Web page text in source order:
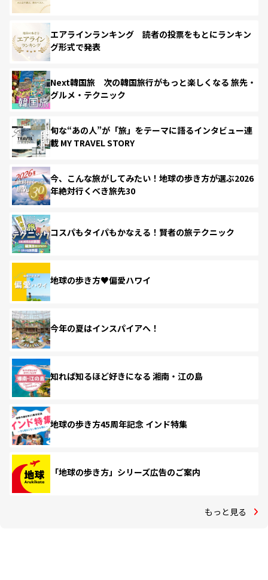
エアラインランキング 読者の投票をもとにランキン
グ形式で発表
Next韓国旅 次の韓国旅行がもっと楽しくなる 旅先・
グルメ・テクニック
旬な“あの人”が「旅」をテーマに語るインタビュー連
載 MY TRAVEL STORY
今、こんな旅がしてみたい！地球の歩き方が選ぶ2026
年絶対行くべき旅先30
コスパもタイパもかなえる！賢者の旅テクニック
地球の歩き方♥偏愛ハワイ
今年の夏はインスパイアへ！
知れば知るほど好きになる 湘南・江の島
地球の歩き方45周年記念 インド特集
「地球の歩き方」シリーズ広告のご案内
もっと見る